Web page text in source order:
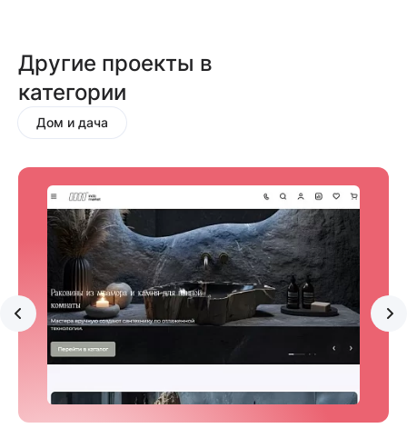
Другие проекты в
категории
Дом и дача